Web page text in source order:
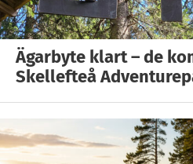
Ägarbyte klart – de
Skellefteå